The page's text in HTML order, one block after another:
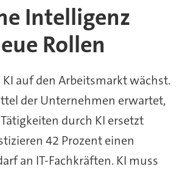
Intelligenz
Rollen
auf den Arbeitsmarkt wächst.
der Unternehmen erwartet,
durch KI ersetzt
42 Prozent einen
an IT-Fachkräften. KI muss